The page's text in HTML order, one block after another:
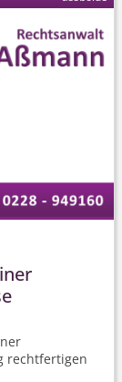
rechtfertigen